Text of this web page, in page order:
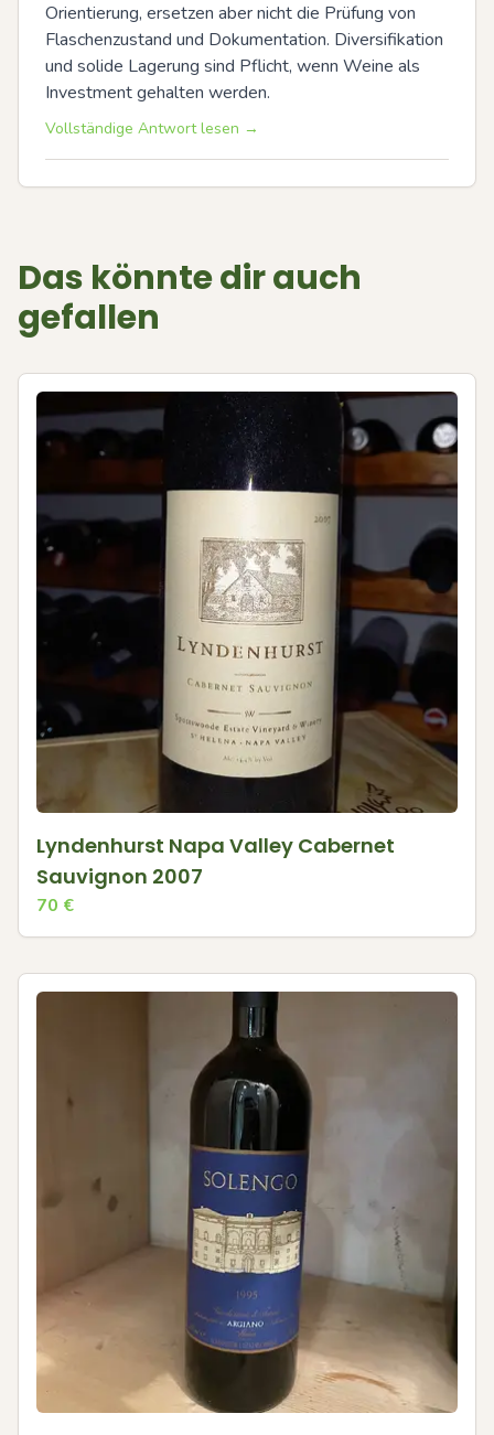
Orientierung, ersetzen aber nicht die Prüfung von
Flaschenzustand und Dokumentation. Diversifikation
und solide Lagerung sind Pflicht, wenn Weine als
Investment gehalten werden.
Vollständige Antwort lesen →
Das könnte dir auch
gefallen
Lyndenhurst Napa Valley Cabernet
Sauvignon 2007
70 €